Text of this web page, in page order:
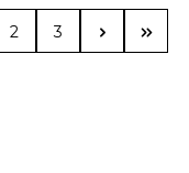
Seite
2 Seite
3